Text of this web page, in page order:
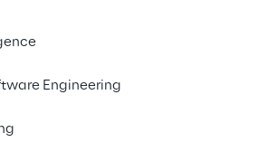
Engineering